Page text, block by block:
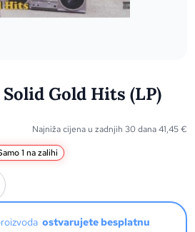
Gold Hits (LP)
Najniža cijena u zadnjih 30 dana41,45€
1 na zalihi
ostvarujete besplatnu